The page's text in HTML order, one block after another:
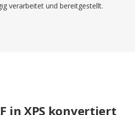
verarbeitet und bereitgestellt.
in XPS konvertiert